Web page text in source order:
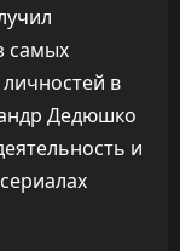
самых
в
Дедюшко
и